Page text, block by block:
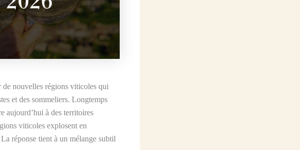
de nouvelles régions viticoles qui
et des sommeliers. Longtemps
aujourd’hui à des territoires
viticoles explosent en
réponse tient à un mélange subtil